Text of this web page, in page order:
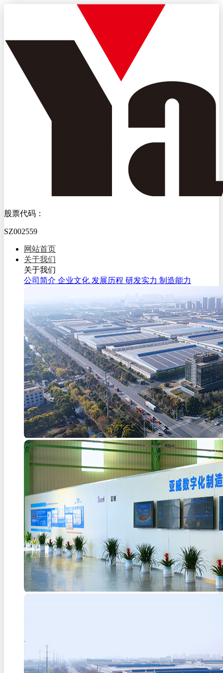
股票代码：
SZ002559
网站首页
关于我们
关于我们
公司简介 企业文化 发展历程 研发实力 制造能力